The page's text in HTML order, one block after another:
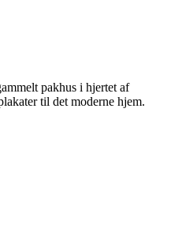
pakhus i hjertet af
til det moderne hjem.